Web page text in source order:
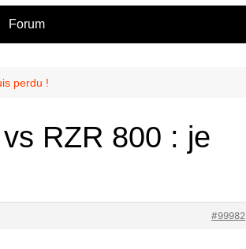
Forum
perdu !
RZR 800 : je
#99982